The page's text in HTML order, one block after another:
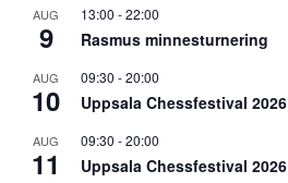
AUG
9
13:00 -22:00
Rasmus minnesturnering
AUG
10
09:30 -20:00
Uppsala Chessfestival 2026
AUG
11
09:30 -20:00
Uppsala Chessfestival 2026